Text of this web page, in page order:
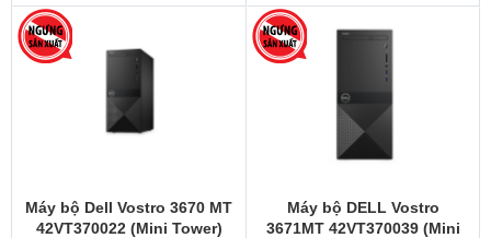
Máy bộ Dell Vostro 3670 MT
42VT370022 (Mini Tower)
Máy bộ DELL Vostro
3671MT 42VT370039 (Mini